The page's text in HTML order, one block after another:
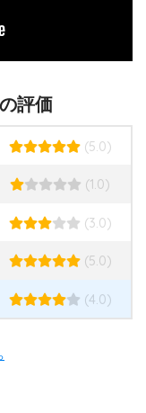
評価
(5.0)
(1.0)
(3.0)
(5.0)
(4.0)